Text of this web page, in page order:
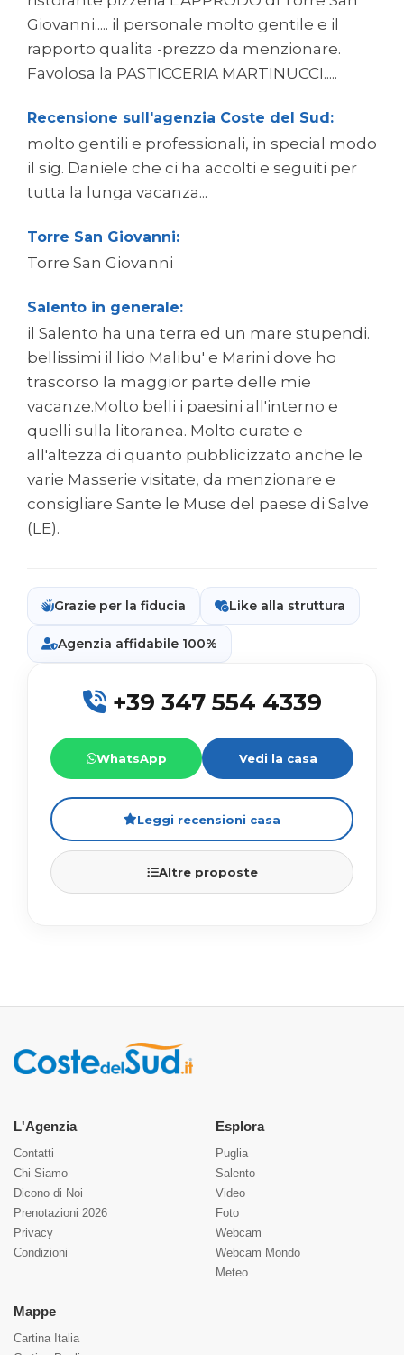
Giovanni..... il personale molto gentile e il
rapporto qualita -prezzo da menzionare.
Favolosa la PASTICCERIA MARTINUCCI.....
Recensione sull'agenzia Coste del Sud:
molto gentili e professionali, in special modo
il sig. Daniele che ci ha accolti e seguiti per
tutta la lunga vacanza...
Torre San Giovanni:
Torre San Giovanni
Salento in generale:
il Salento ha una terra ed un mare stupendi.
bellissimi il lido Malibu' e Marini dove ho
trascorso la maggior parte delle mie
vacanze.Molto belli i paesini all'interno e
quelli sulla litoranea. Molto curate e
all'altezza di quanto pubblicizzato anche le
varie Masserie visitate, da menzionare e
consigliare Sante le Muse del paese di Salve
(LE).
Grazie per la fiducia Like alla struttura
Agenzia affidabile 100%
+39 347 554 4339
WhatsApp Vedi la casa
Leggi recensioni casa
Altre proposte
L'Agenzia
Contatti
Chi Siamo
Dicono di Noi
Prenotazioni 2026
Privacy
Condizioni
Esplora
Puglia
Salento
Video
Foto
Webcam
Webcam Mondo
Meteo
Mappe
Cartina Italia